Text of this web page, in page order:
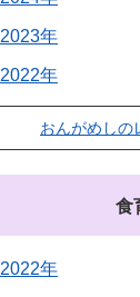
2023年
2022年
おんがめしの
食
2022年